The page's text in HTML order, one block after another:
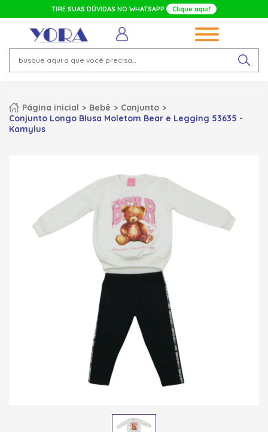
TIRE SUAS DÚVIDAS NO WHATSAPP Clique aqui!
Página inicial Bebê
Conjunto
Conjunto Longo Blusa Moletom Bear e Legging 53635 -
Kamylus